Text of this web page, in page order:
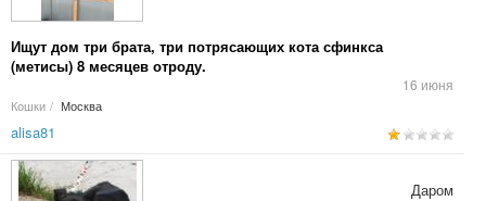
Ищут дом три брата, три потрясающих кота сфинкса
(метисы) 8 месяцев отроду.
16 июня
Кошки / Москва
alisa81
Даром